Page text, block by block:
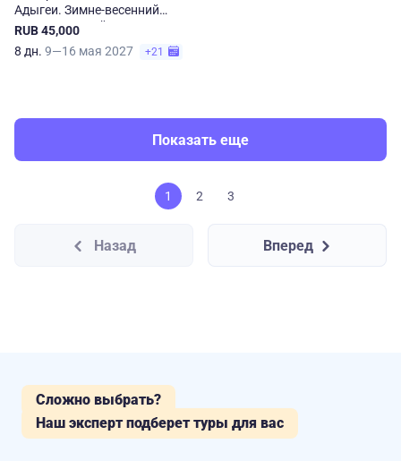
Адыгеи. Зимне-весенний
отдых за 8 дней
RUB 45,000
8 дн. 9—16 мая 2027 +21
Показать еще
1 2 3
Назад Вперед
Сложно выбрать?
Наш эксперт подберет туры для вас